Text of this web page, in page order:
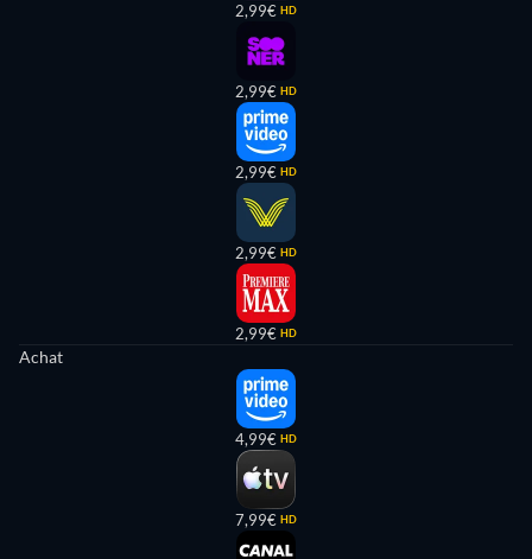
2,99€ HD
2,99€ HD
2,99€ HD
2,99€ HD
2,99€ HD
Achat
4,99€ HD
7,99€ HD